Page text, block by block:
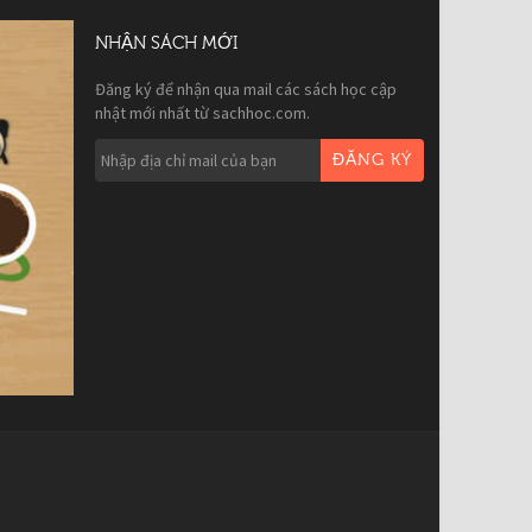
NHẬN SÁCH MỚI
Đăng ký để nhận qua mail các sách học cập
nhật mới nhất từ sachhoc.com.
ĐĂNG KÝ